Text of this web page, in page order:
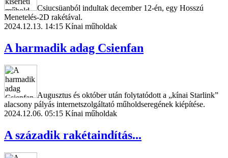
Csiucsüanból indultak december 12-én, egy Hosszú
Menetelés-2D rakétával.
2024.12.13. 14:15 Kínai műholdak
A harmadik adag Csienfan
Augusztus és október után folytatódott a „kínai Starlink”
alacsony pályás internetszolgáltató műholdseregének kiépítése.
2024.12.06. 05:15 Kínai műholdak
A századik rakétaindítás...